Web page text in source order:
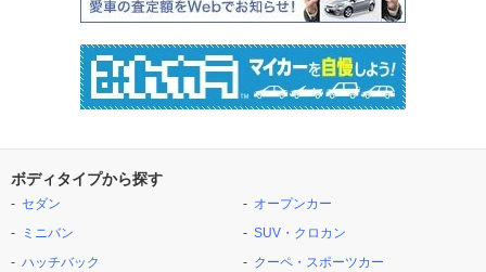
ボディタイプから探す
セダン
ミニバン
ハッチバック
オープンカー
SUV・クロカン
クーペ・スポーツカー